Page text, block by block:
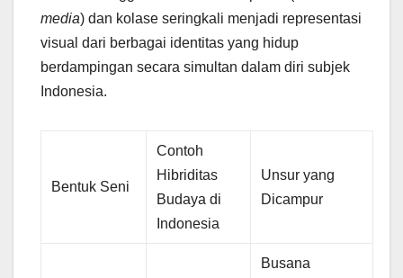
media) dan kolase seringkali menjadi representasi
visual dari berbagai identitas yang hidup
berdampingan secara simultan dalam diri subjek
Indonesia.
Bentuk Seni
Contoh
Hibriditas
Budaya di
Indonesia
Unsur yang
Dicampur
Busana